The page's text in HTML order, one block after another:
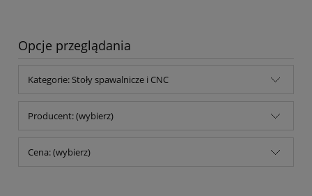
Opcje przeglądania
Kategorie: Stoły spawalnicze i CNC
Producent: (wybierz)
Cena: (wybierz)